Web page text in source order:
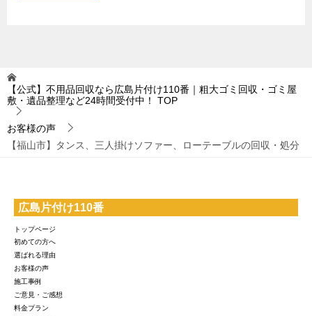
【公式】不用品回収なら広島片付け110番｜粗大ゴミ回収・ゴミ屋
敷・遺品整理など24時間受付中！
TOP
お客様の声
【福山市】タンス、三人掛けソファー、ローテーブルの回収・処分
広島片付け110番
トップページ
初めての方へ
選ばれる理由
お客様の声
施工事例
ご意見・ご感想
料金プラン